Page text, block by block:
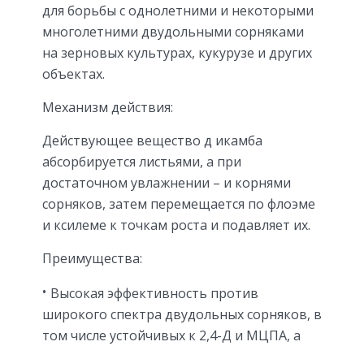
для борьбы с однолетними и некоторыми
многолетними двудольными сорняками
на зерновых культурах, кукурузе и других
объектах.
Механизм действия:
Действующее вещество д икамба
абсорбируется листьями, а при
достаточном увлажнении – и корнями
сорняков, затем перемещается по флоэме
и ксилеме к точкам роста и подавляет их.
Преимущества:
Высокая эффективность против
широкого спектра двудольных сорняков, в
том числе устойчивых к 2,4-Д и МЦПА, а